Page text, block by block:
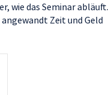
wie das Seminar abläuft.
Zeit und Geld